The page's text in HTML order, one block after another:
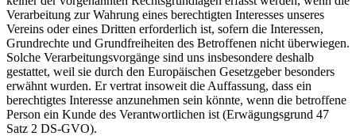
Verarbeitung zur Wahrung eines berechtigten Interesses unseres
Vereins oder eines Dritten erforderlich ist, sofern die Interessen,
Grundrechte und Grundfreiheiten des Betroffenen nicht überwiegen.
Solche Verarbeitungsvorgänge sind uns insbesondere deshalb
gestattet, weil sie durch den Europäischen Gesetzgeber besonders
erwähnt wurden. Er vertrat insoweit die Auffassung, dass ein
berechtigtes Interesse anzunehmen sein könnte, wenn die betroffene
Person ein Kunde des Verantwortlichen ist (Erwägungsgrund 47
Satz 2 DS-GVO).